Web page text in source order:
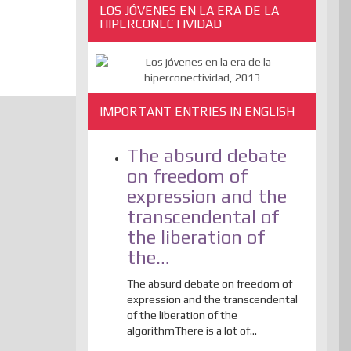
LOS JÓVENES EN LA ERA DE LA
HIPERCONECTIVIDAD
IMPORTANT ENTRIES IN ENGLISH
The absurd debate
on freedom of
expression and the
transcendental of
the liberation of
the…
The absurd debate on freedom of
expression and the transcendental
of the liberation of the
algorithmThere is a lot of...